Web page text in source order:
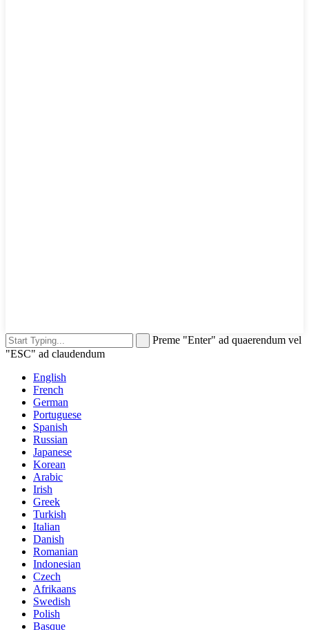
Preme "Enter" ad quaerendum vel
"ESC" ad claudendum
English
French
German
Portuguese
Spanish
Russian
Japanese
Korean
Arabic
Irish
Greek
Turkish
Italian
Danish
Romanian
Indonesian
Czech
Afrikaans
Swedish
Polish
Basque